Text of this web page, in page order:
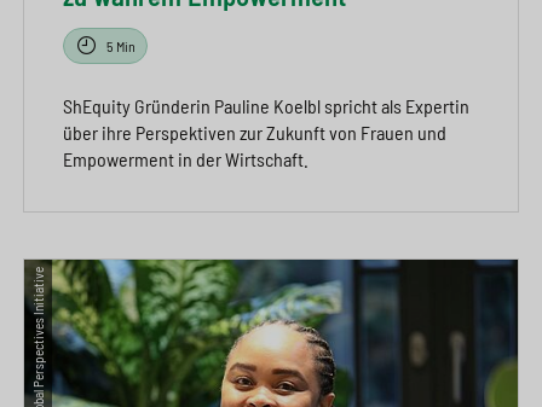
5 Min
ShEquity Gründerin Pauline Koelbl spricht als Expertin
über ihre Perspektiven zur Zukunft von Frauen und
Empowerment in der Wirtschaft.
© Global Perspectives Initiative